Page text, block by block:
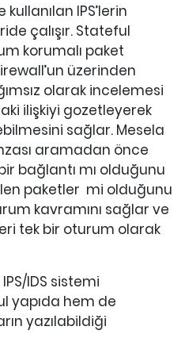
IPS’lerin
çalışır. Stateful
korumalı paket
üzerinden
olarak incelemesi
ilişkiyi gozetleyerek
sağlar. Mesela
aramadan önce
bağlantı mı olduğunu
paketler mi olduğunu
kavramını sağlar ve
tek bir oturum olarak
IDS sistemi
yapıda hem de
yazılabildiği